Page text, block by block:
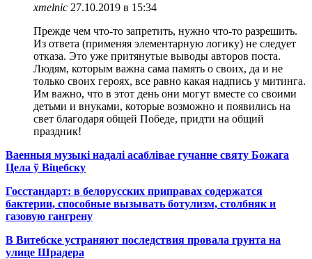
xmelnic 27.10.2019 в 15:34
Прежде чем что-то запретить, нужно что-то разрешить.
Из ответа (применяя элементарную логику) не следует
отказа. Это уже притянутые выводы авторов поста.
Людям, которым важна сама память о своих, да и не
только своих героях, все равно какая надпись у митинга.
Им важно, что в этот день они могут вместе со своими
детьми и внуками, которые возможно и появились на
свет благодаря общей Победе, придти на общий
праздник!
Ваенныя музыкі надалі асаблівае гучанне святу Божага
Цела ў Віцебску
Госстандарт: в белорусских приправах содержатся
бактерии, способные вызывать ботулизм, столбняк и
газовую гангрену
В Витебске устраняют последствия провала грунта на
улице Шрадера